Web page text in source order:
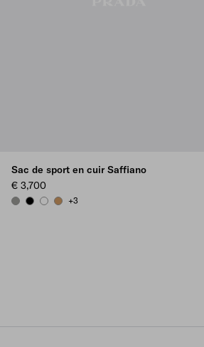
Sac de sport en cuir Saffiano
€ 3,700
BAMBOO/CORK BEIGE
BLACKWHITECARAMEL
+3